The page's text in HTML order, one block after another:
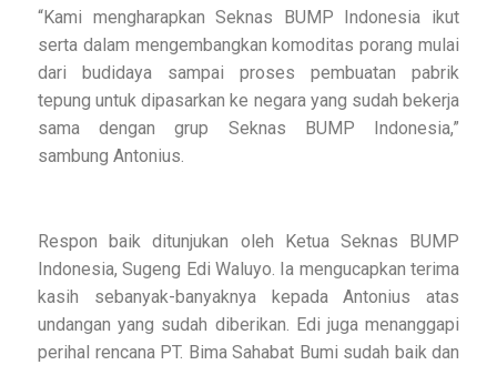
“Kami mengharapkan Seknas BUMP Indonesia ikut
serta dalam mengembangkan komoditas porang mulai
dari budidaya sampai proses pembuatan pabrik
tepung untuk dipasarkan ke negara yang sudah bekerja
sama dengan grup Seknas BUMP Indonesia,”
sambung Antonius.
Respon baik ditunjukan oleh Ketua Seknas BUMP
Indonesia, Sugeng Edi Waluyo. Ia mengucapkan terima
kasih sebanyak-banyaknya kepada Antonius atas
undangan yang sudah diberikan. Edi juga menanggapi
perihal rencana PT. Bima Sahabat Bumi sudah baik dan